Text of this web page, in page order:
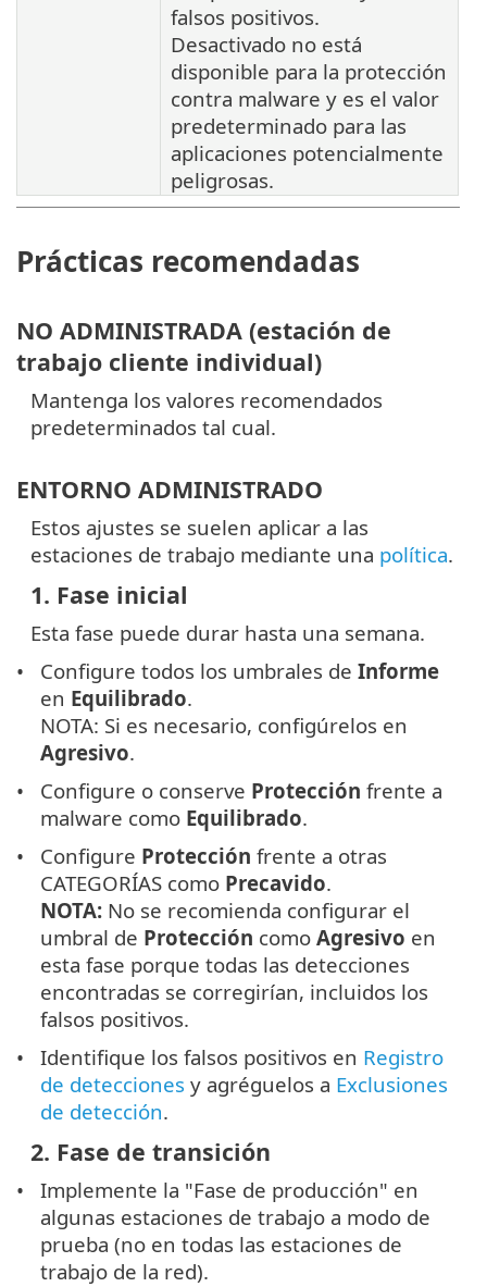
falsos positivos.
Desactivado no está
disponible para la protección
contra malware y es el valor
predeterminado para las
aplicaciones potencialmente
peligrosas.
Prácticas recomendadas
NO ADMINISTRADA (estación de
trabajo cliente individual)
Mantenga los valores recomendados
predeterminados tal cual.
ENTORNO ADMINISTRADO
Estos ajustes se suelen aplicar a las
estaciones de trabajo mediante una política.
1. Fase inicial
Esta fase puede durar hasta una semana.
Configure todos los umbrales deInforme
en Equilibrado.
NOTA: Si es necesario, configúrelos en
Agresivo.
Configure o conserve Protección frente a
malware como Equilibrado.
Configure Protección frente a otras
CATEGORÍAS como Precavido.
NOTA: No se recomienda configurar el
umbral de Protección comoAgresivo en
esta fase porque todas las detecciones
encontradas se corregirían, incluidos los
falsos positivos.
Identifique los falsos positivos en Registro
de detecciones y agréguelos a Exclusiones
de detección.
2. Fase de transición
Implemente la "Fase de producción" en
algunas estaciones de trabajo a modo de
prueba (no en todas las estaciones de
trabajo de la red).